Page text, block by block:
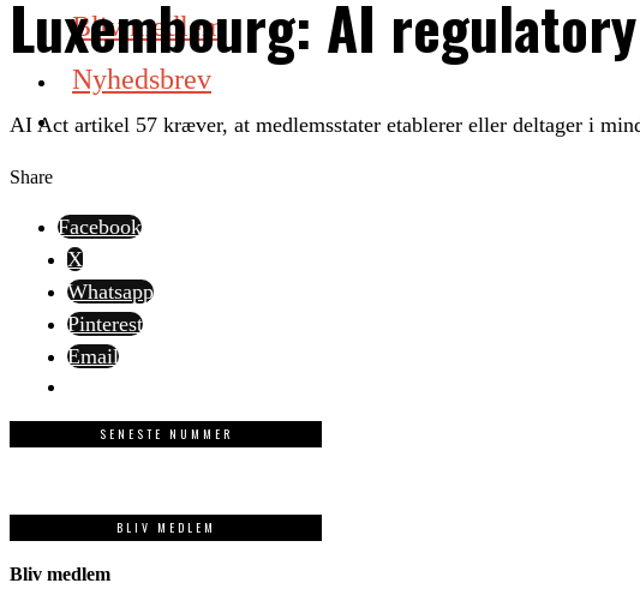
Bliv medlem
Nyhedsbrev
Luxembourg: AI
AI Act artikel 57 kræver, at medlemsstater etablerer eller deltager i
Share
Facebook
X
Whatsapp
Pinterest
Email
SENESTE NUMMER
BLIV MEDLEM
Bliv medlem